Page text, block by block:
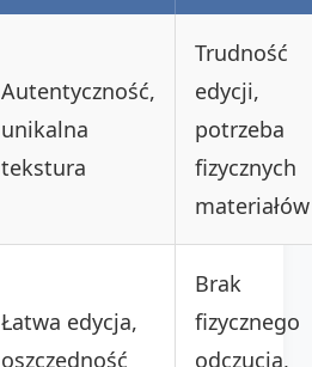
Autentyczność,
unikalna
tekstura
Trudność
edycji,
potrzeba
fizycznych
materiałów
Łatwa edycja,
oszczędność
Brak
fizycznego
odczucia,